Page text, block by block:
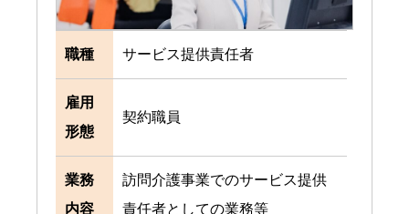
職種 サービス提供責任者
雇用
形態
契約職員
業務
内容
訪問介護事業でのサービス提供
責任者としての業務等